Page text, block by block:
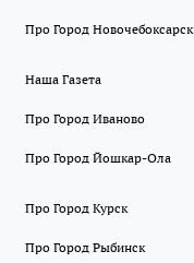
Про Город Новочебоксарск
Наша Газета
Про Город Иваново
Про Город Йошкар-Ола
Про Город Курск
Про Город Рыбинск